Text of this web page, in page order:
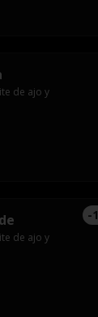
de ajo y
-
de ajo y